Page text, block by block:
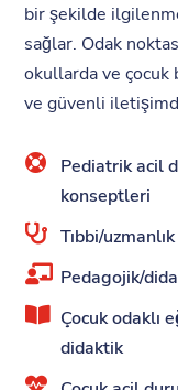
bir şekilde
sağlar. Odak
okullarda ve çocuk
ve güvenli

Pediatrik acil
konseptleri
 Tıbbi/
 Pedagojik/
 Çocuk odaklı
didaktik
